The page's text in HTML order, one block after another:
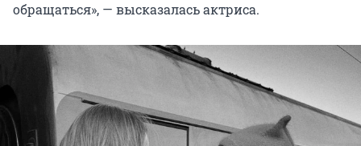
обращаться», — высказалась актриса.